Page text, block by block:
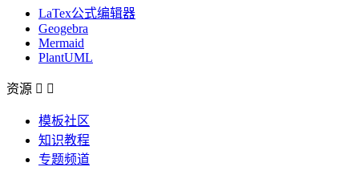
LaTex公式编辑器
Geogebra
Mermaid
PlantUML
资源  
模板社区
知识教程
专题频道